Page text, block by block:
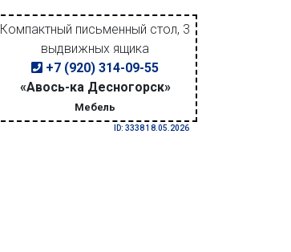
Компактный письменный стол, 3
выдвижных ящика
+7 (920) 314-09-55
«Авось-ка Десногорск»
Мебель
ID: 3338 18.05.2026